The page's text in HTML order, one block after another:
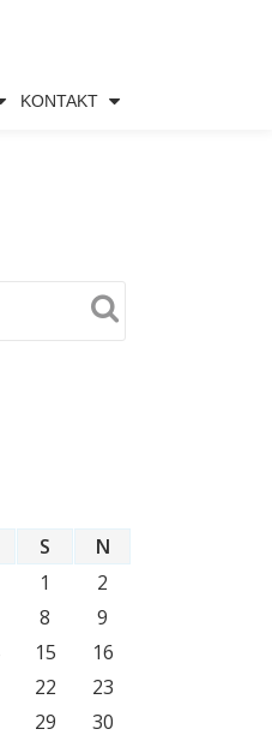
KONTAKT
S
N
1
2
8
9
15
16
22
23
29
30